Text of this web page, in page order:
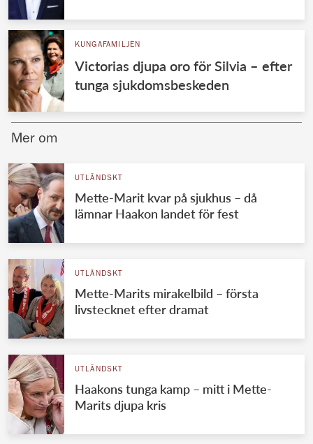
KUNGAFAMILJEN
Victorias djupa oro för Silvia – efter
tunga sjukdomsbeskeden
Mer om
UTLÄNDSKT
Mette-Marit kvar på sjukhus – då
lämnar Haakon landet för fest
UTLÄNDSKT
Mette-Marits mirakelbild – första
livstecknet efter dramat
UTLÄNDSKT
Haakons tunga kamp – mitt i Mette-
Marits djupa kris